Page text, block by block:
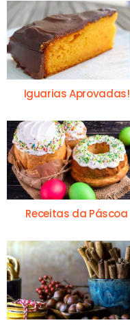
Iguarias Aprovadas!
Receitas da Páscoa